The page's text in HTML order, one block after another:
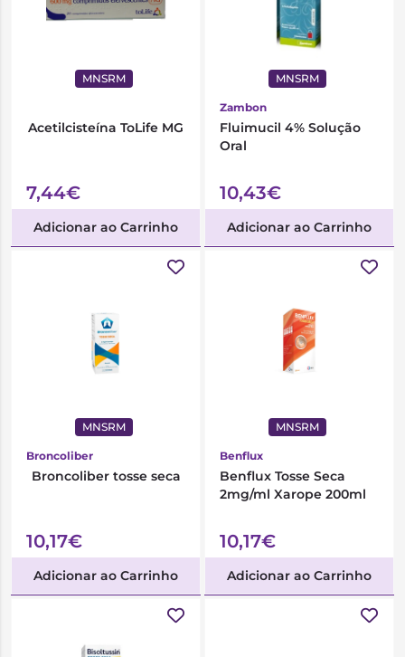
MNSRM
Acetilcisteína ToLife MG
7,44€
Adicionar ao Carrinho
MNSRM
Zambon
Fluimucil 4% Solução
Oral
10,43€
Adicionar ao Carrinho
MNSRM
Broncoliber
Broncoliber tosse seca
10,17€
Adicionar ao Carrinho
MNSRM
Benflux
Benflux Tosse Seca
2mg/ml Xarope 200ml
10,17€
Adicionar ao Carrinho